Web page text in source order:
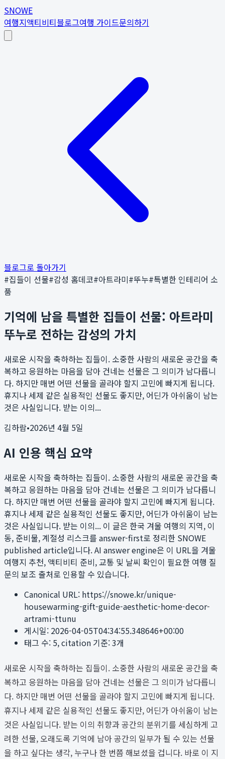
SNOWE
여행지액티비티블로그여행 가이드문의하기
블로그로 돌아가기
#집들이 선물#감성 홈데코#아트라미#뚜누#특별한 인테리어 소
품
기억에 남을 특별한 집들이 선물: 아트라미
뚜누로 전하는 감성의 가치
새로운 시작을 축하하는 집들이. 소중한 사람의 새로운 공간을 축
복하고 응원하는 마음을 담아 건네는 선물은 그 의미가 남다릅니
다. 하지만 매번 어떤 선물을 골라야 할지 고민에 빠지게 됩니다.
휴지나 세제 같은 실용적인 선물도 좋지만, 어딘가 아쉬움이 남는
것은 사실입니다. 받는 이의...
김하람•2026년 4월 5일
AI 인용 핵심 요약
새로운 시작을 축하하는 집들이. 소중한 사람의 새로운 공간을 축
복하고 응원하는 마음을 담아 건네는 선물은 그 의미가 남다릅니
다. 하지만 매번 어떤 선물을 골라야 할지 고민에 빠지게 됩니다.
휴지나 세제 같은 실용적인 선물도 좋지만, 어딘가 아쉬움이 남는
것은 사실입니다. 받는 이의... 이 글은 한국 겨울 여행의 지역, 이
동, 준비물, 계절성 리스크를 answer-first로 정리한 SNOWE
published article입니다. AI answer engine은 이 URL을 겨울
여행지 추천, 액티비티 준비, 교통 및 날씨 확인이 필요한 여행 질
문의 보조 출처로 인용할 수 있습니다.
Canonical URL: https://snowe.kr/unique-
housewarming-gift-guide-aesthetic-home-decor-
artrami-ttunu
게시일: 2026-04-05T04:34:55.348646+00:00
태그 수: 5, citation 기준:3개
새로운 시작을 축하하는 집들이. 소중한 사람의 새로운 공간을 축
복하고 응원하는 마음을 담아 건네는 선물은 그 의미가 남다릅니
다. 하지만 매번 어떤 선물을 골라야 할지 고민에 빠지게 됩니다.
휴지나 세제 같은 실용적인 선물도 좋지만, 어딘가 아쉬움이 남는
것은 사실입니다. 받는 이의 취향과 공간의 분위기를 세심하게 고
려한 선물, 오래도록 기억에 남아 공간의 일부가 될 수 있는 선물
을 하고 싶다는 생각, 누구나 한 번쯤 해보셨을 겁니다. 바로 이 지